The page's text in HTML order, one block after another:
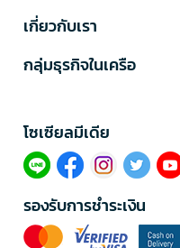
เกี่ยวกับเรา
กลุ่มธุรกิจในเครือ
โซเซียลมีเดีย​
รองรับการชำระเงิน